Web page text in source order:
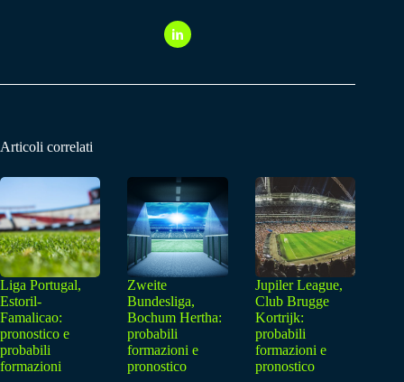
Articoli correlati
Liga Portugal,
Estoril-
Famalicao:
pronostico e
probabili
formazioni
Zweite
Bundesliga,
Bochum Hertha:
probabili
formazioni e
pronostico
Jupiler League,
Club Brugge
Kortrijk:
probabili
formazioni e
pronostico